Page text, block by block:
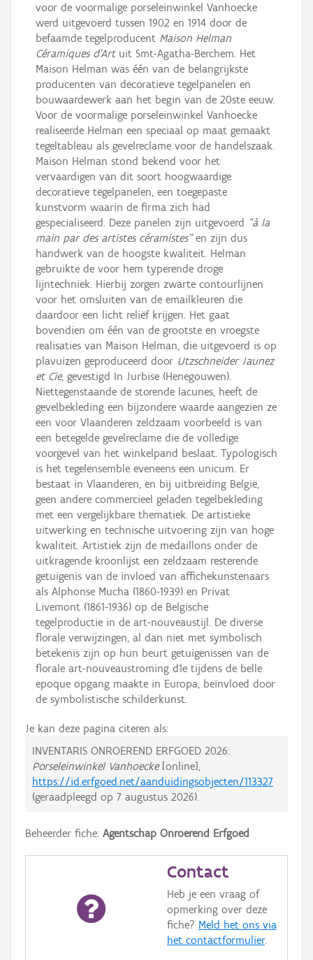
voor de voormalige porseleinwinkel Vanhoecke
werd uitgevoerd tussen 1902 en 1914 door de
befaamde tegelproducent Maison Helman
Céramiques d'Artuit Smt-Agatha-Berchem. Het
Maison Helman was één van de belangrijkste
producenten van decoratieve tegelpanelen en
bouwaardewerk aan het begin van de 20ste eeuw.
Voor de voormalige porseleinwinkel Vanhoecke
realiseerde Helman een speciaal op maat gemaakt
tegeltableau als gevelreclame voor de handelszaak.
Maison Helman stond bekend voor het
vervaardigen van dit soort hoogwaardige
decoratieve tegelpanelen, een toegepaste
kunstvorm waarin de firma zich had
gespecialiseerd. Deze panelen zijn uitgevoerd "à la
main par des artistes céramistes"en zijn dus
handwerk van de hoogste kwaliteit. Helman
gebruikte de voor hem typerende droge
lijntechniek. Hierbij zorgen zwarte contourlijnen
voor het omsluiten van de emailkleuren die
daardoor een licht reliëf krijgen. Het gaat
bovendien om één van de grootste en vroegste
realisaties van Maison Helman, die uitgevoerd is op
plavuizen geproduceerd door Utzschneider Jaunez
et Cie, gevestigd In Jurbise (Henegouwen).
Niettegenstaande de storende lacunes, heeft de
gevelbekleding een bijzondere waarde aangezien ze
een voor Vlaanderen zeldzaam voorbeeld is van
een betegelde gevelreclame die de volledige
voorgevel van het winkelpand beslaat. Typologisch
is het tegelensemble eveneens een unicum. Er
bestaat in Vlaanderen, en bij uitbreiding België,
geen andere commercieel geladen tegelbekleding
met een vergelijkbare thematiek. De artistieke
uitwerking en technische uitvoering zijn van hoge
kwaliteit. Artistiek zijn de medaillons onder de
uitkragende kroonlijst een zeldzaam resterende
getuigenis van de invloed van affichekunstenaars
als Alphonse Mucha (1860-1939) en Privat
Livemont (1861-1936) op de Belgische
tegelproductie in de art-nouveaustijl. De diverse
florale verwijzingen, al dan niet met symbolisch
betekenis zijn op hun beurt getuigenissen van de
florale art-nouveaustroming d1e tijdens de belle
epoque opgang maakte in Europa, beïnvloed door
de symbolistische schilderkunst.
Je kan deze pagina citeren als:
INVENTARIS ONROEREND ERFGOED 2026:
Porseleinwinkel Vanhoecke[online],
https://id.erfgoed.net/aanduidingsobjecten/113327
(geraadpleegd op 7 augustus 2026).
Beheerder fiche: Agentschap Onroerend Erfgoed
Contact
Heb je een vraag of
opmerking over deze
fiche? Meld het ons via
het contactformulier.